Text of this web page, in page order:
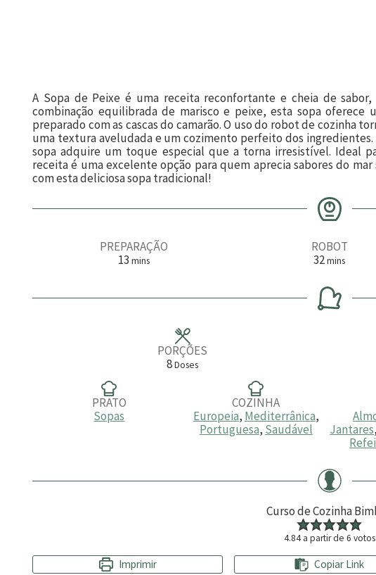
A Sopa de Peixe é uma receita reconfortante e cheia de
combinação equilibrada de marisco e peixe, esta sopa
preparado com as cascas do camarão. O uso do robot de cozinha
uma textura aveludada e um cozimento perfeito dos
sopa adquire um toque especial que a torna irresistível. Ideal
receita é uma excelente opção para quem aprecia sabores do
com esta deliciosa sopa tradicional!
PREPARAÇÃO
13m
u
mins
ROBOT
32m
n
t
mins
PORÇÕES
8Doses
PRATO
Sopas
COZINHA
Europeia, Mediterrânica,
Portuguesa, Saudável
Jantares
Curso de Cozinha
4.84a partir de 6 votos
Imprimir Copiar Link